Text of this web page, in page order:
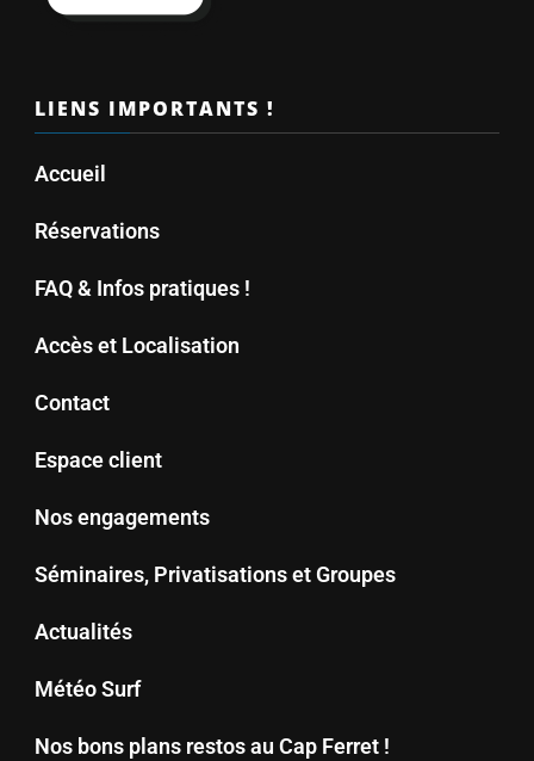
LIENS IMPORTANTS !
Accueil
Réservations
FAQ & Infos pratiques !
Accès et Localisation
Contact
Espace client
Nos engagements
Séminaires, Privatisations et Groupes
Actualités
Météo Surf
Nos bons plans restos au Cap Ferret !